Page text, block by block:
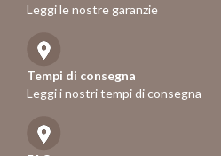
Leggi le nostre garanzie
Tempi di consegna
Leggi i nostri tempi di consegna